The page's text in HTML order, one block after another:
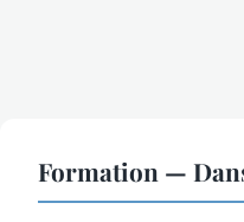
Formation —